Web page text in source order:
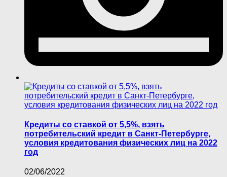
Кредиты со ставкой от 5,5%, взять
потребительский кредит в Санкт-Петербурге,
условия кредитования физических лиц на 2022
год
02/06/2022